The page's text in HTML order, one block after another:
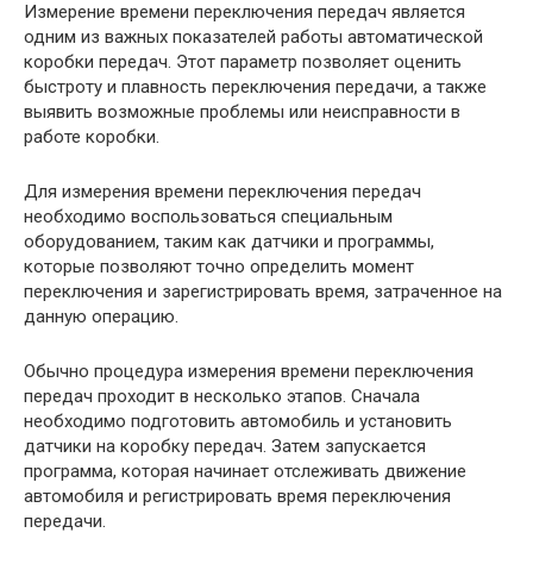
Измерение времени переключения передач является
одним из важных показателей работы автоматической
коробки передач. Этот параметр позволяет оценить
быстроту и плавность переключения передачи, а также
выявить возможные проблемы или неисправности в
работе коробки.
Для измерения времени переключения передач
необходимо воспользоваться специальным
оборудованием, таким как датчики и программы,
которые позволяют точно определить момент
переключения и зарегистрировать время, затраченное на
данную операцию.
Обычно процедура измерения времени переключения
передач проходит в несколько этапов. Сначала
необходимо подготовить автомобиль и установить
датчики на коробку передач. Затем запускается
программа, которая начинает отслеживать движение
автомобиля и регистрировать время переключения
передачи.